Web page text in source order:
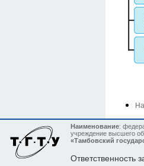
Наименование:
учреждение высшего
«Тамбовский
Ответственность